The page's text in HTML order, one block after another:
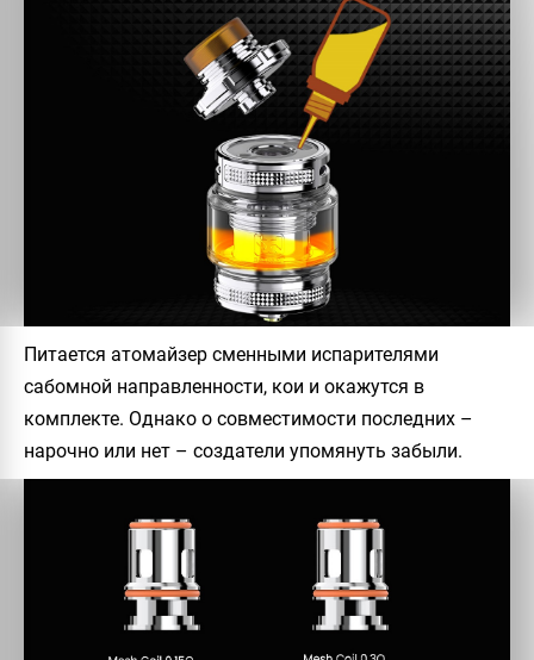
Питается атомайзер сменными испарителями
сабомной направленности, кои и окажутся в
комплекте. Однако о совместимости последних –
нарочно или нет – создатели упомянуть забыли.